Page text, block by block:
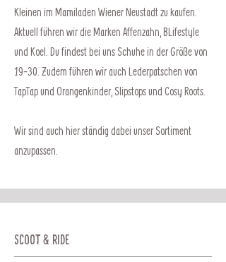
Kleinen im Mamiladen Wiener Neustadt zu kaufen.
Aktuell führen wir die Marken Affenzahn, BLifestyle
und Koel. Du findest bei uns Schuhe in der Größe von
19-30. Zudem führen wir auch Lederpatschen von
TapTap und Orangenkinder, Slipstops und Cosy Roots.
Wir sind auch hier ständig dabei unser Sortiment
anzupassen.
Scoot & Ride